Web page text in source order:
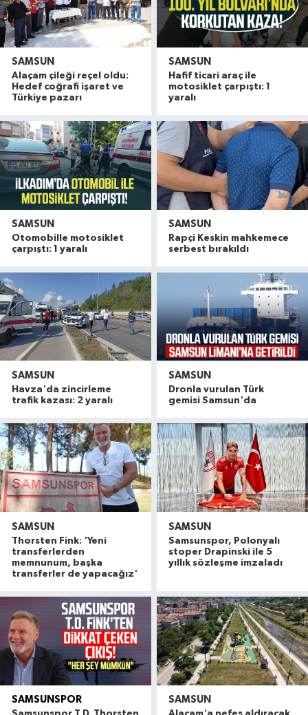
SAMSUN
Alaçam çileği reçel oldu:
Hedef coğrafi işaret ve
Türkiye pazarı
SAMSUN
Hafif ticari araç ile
motosiklet çarpıştı: 1
yaralı
SAMSUN
Otomobille motosiklet
çarpıştı: 1 yaralı
SAMSUN
Rapçi Keskin mahkemece
serbest bırakıldı
SAMSUN
Havza'da zincirleme
trafik kazası: 2 yaralı
SAMSUN
Dronla vurulan Türk
gemisi Samsun'da
SAMSUN
Thorsten Fink: 'Yeni
transferlerden
memnunum, başka
transferler de yapacağız'
SAMSUN
Samsunspor, Polonyalı
stoper Drapinski ile 5
yıllık sözleşme imzaladı
SAMSUNSPOR SAMSUN
20:16 |Alaçam çileği reçel oldu: Hedef coğrafi işaret ve